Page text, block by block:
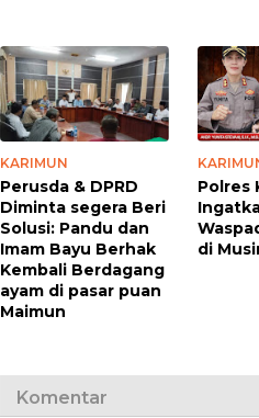
KARIMUN
Perusda & DPRD
Diminta segera Beri
Solusi: Pandu dan
Imam Bayu Berhak
Kembali Berdagang
ayam di pasar puan
Maimun
Polres
di
Komentar